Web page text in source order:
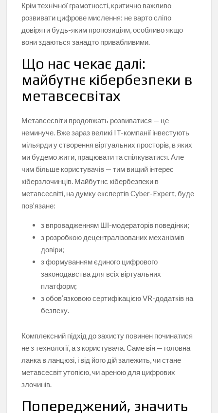
Крім технічної грамотності, критично важливо
розвивати цифрове мислення: не варто сліпо
довіряти будь-яким пропозиціям, особливо якщо
вони здаються занадто привабливими.
Що нас чекає далі:
майбутнє кібербезпеки в
метавсесвітах
Метавсесвіти продовжать розвиватися — це
неминуче. Вже зараз великі IT-компанії інвестують
мільярди у створення віртуальних просторів, в яких
ми будемо жити, працювати та спілкуватися. Але
чим більше користувачів — тим вищий інтерес
кіберзлочинців. Майбутнє кібербезпеки в
метавсесвіті, на думку експертів Cyber-Expert, буде
пов’язане:
з впровадженням ШІ-модераторів поведінки;
з розробкою децентралізованих механізмів
довіри;
з формуванням єдиного цифрового
законодавства для всіх віртуальних
платформ;
з обов’язковою сертифікацією VR-додатків на
безпеку.
Комплексний підхід до захисту повинен починатися
не з технології, а з користувача. Саме він — головна
ланка в ланцюзі, і від його дій залежить, чи стане
метавсесвіт утопією, чи ареною для цифрових
злочинів.
Попереджений, значить